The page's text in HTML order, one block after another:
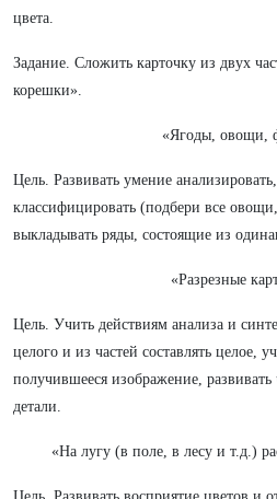
цвета.
Задание. Сложить карточку из двух
корешки».
«Ягоды, овощи,
Цель. Развивать умение
классифицировать (подбери все
выкладывать ряды, состоящие из
«Разрезные
Цель. Учить действиям анализа и
целого и из частей составлять целое,
получившееся изображение,
детали.
«На лугу (в поле, в лесу и т.д.)